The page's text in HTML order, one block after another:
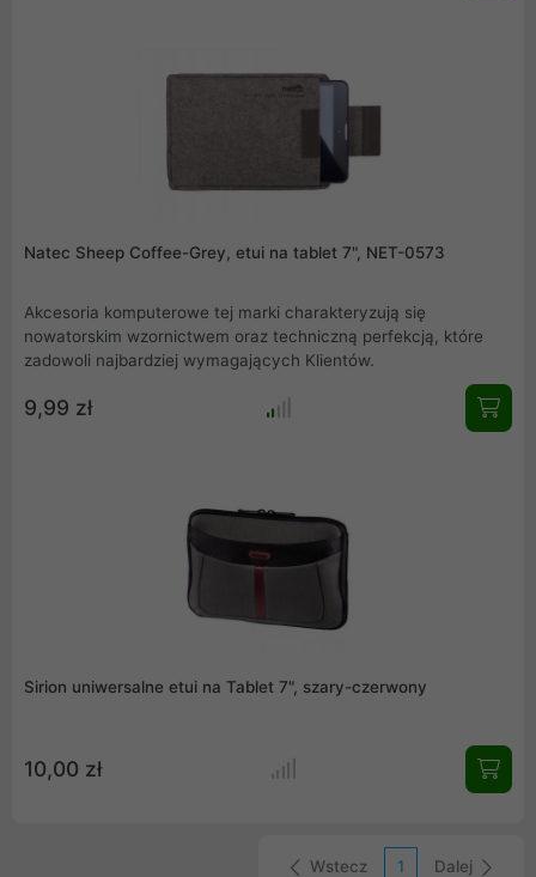
Natec Sheep Coffee-Grey, etui na tablet 7", NET-0573
Akcesoria komputerowe tej marki charakteryzują się
nowatorskim wzornictwem oraz techniczną perfekcją, które
zadowoli najbardziej wymagających Klientów.
9,99 zł
Sirion uniwersalne etui na Tablet 7", szary-czerwony
10,00 zł
Wstecz 1 Dalej